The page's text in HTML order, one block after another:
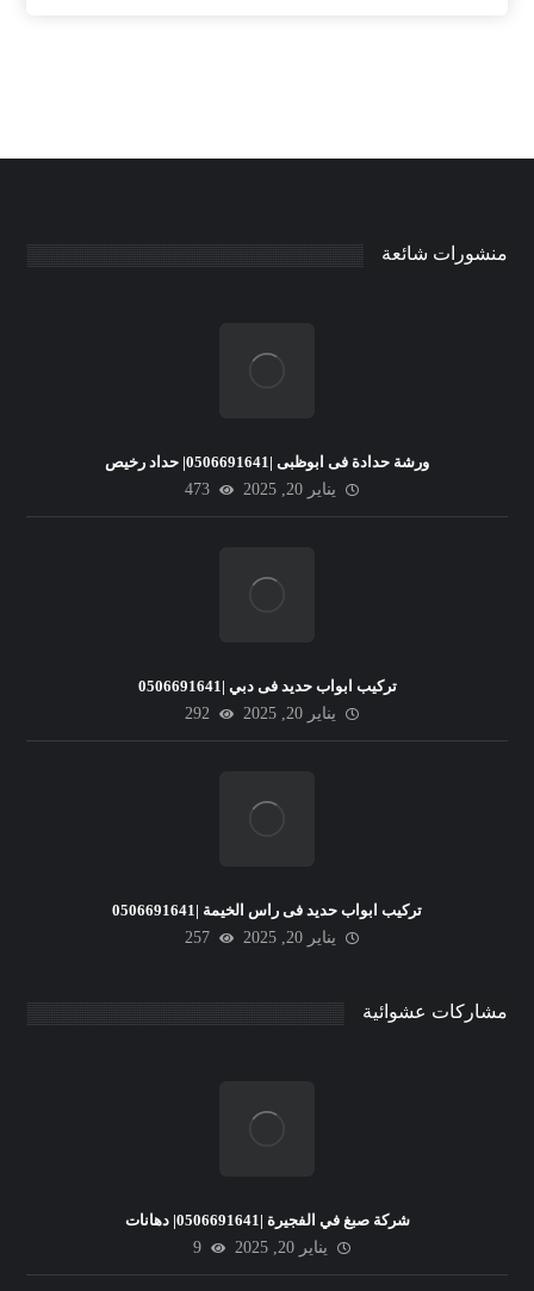
منشورات شائعة
ورشة حدادة فى ابوظبى |0506691641| حداد رخيص
يناير 20, 2025
473
تركيب ابواب حديد فى دبي |0506691641
يناير 20, 2025
292
تركيب ابواب حديد فى راس الخيمة |0506691641
يناير 20, 2025
257
مشاركات عشوائية
شركة صبغ في الفجيرة |0506691641| دهانات
يناير 20, 2025
9